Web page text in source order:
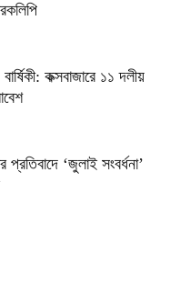
কক্সবাজারে ১১ দলীয়
‘জুলাই সংবর্ধনা’